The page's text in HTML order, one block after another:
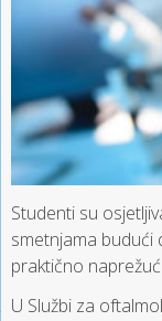
Studenti su
smetnjama budući
praktično
U Službi za